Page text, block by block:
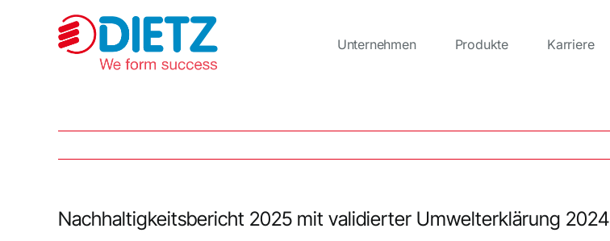
Unternehmen Produkte Karriere
Nachhaltigkeitsbericht 2025 mit validierter Umwelterklärung 2024